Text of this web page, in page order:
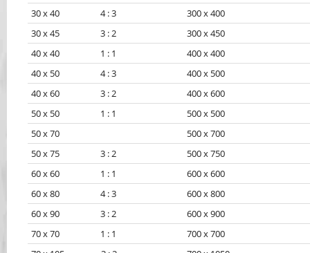
30 x 40 4 : 3
300 x 400
30 x 45 3 : 2
300 x 450
40 x 40 1 : 1
400 x 400
40 x 50 4 : 3
400 x 500
40 x 60 3 : 2
400 x 600
50 x 50 1 : 1
500 x 500
50 x 70
500 x 700
50 x 75 3 : 2
500 x 750
60 x 60 1 : 1
600 x 600
60 x 80 4 : 3
600 x 800
60 x 90 3 : 2
600 x 900
70 x 70 1 : 1
700 x 700